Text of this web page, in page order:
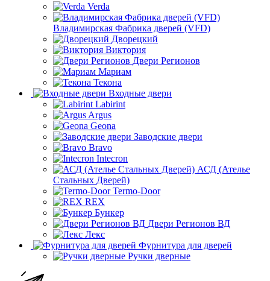
Verda
Владимирская Фабрика дверей (VFD)
Дворецкий
Виктория
Двери Регионов
Мариам
Текона
Входные двери
Labirint
Argus
Geona
Заводские двери
Bravo
Intecron
АСД (Ателье
Стальных Дверей)
Termo-Door
REX
Бункер
Двери Регионов ВД
Лекс
Фурнитура для дверей
Ручки дверные